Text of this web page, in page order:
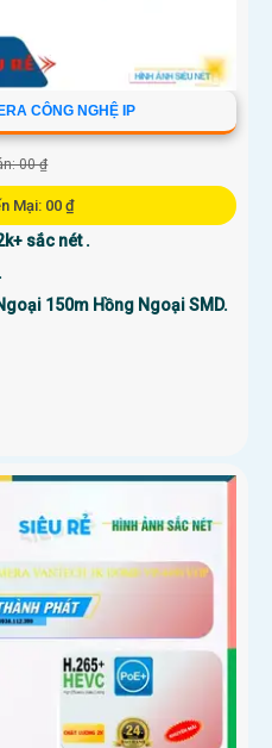
CÔNG NGHỆ IP
00 ₫
Mại: 00 ₫
sắc nét .
150m Hồng Ngoại SMD.